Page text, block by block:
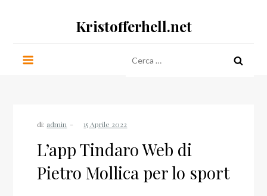
Kristofferhell.net
per:
di: admin
L’app Tindaro Web di
Pietro Mollica per lo sport